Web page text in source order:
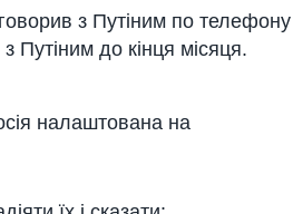
з Путіним по телефону
Путіним до кінця місяця.
налаштована на